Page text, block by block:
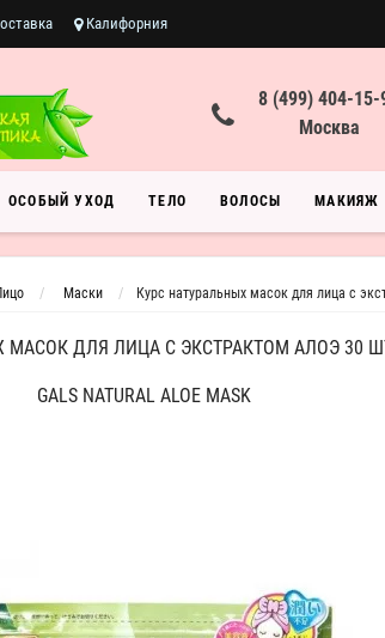
Калифорния
8 (499) 404-15-
Москва
ОСОБЫЙ УХОД ТЕЛО ВОЛОСЫ МАКИЯЖ
Маски Курс натуральных масок для лица с
МАСОК ДЛЯ ЛИЦА С ЭКСТРАКТОМ АЛОЭ 30
GALS NATURAL ALOE MASK